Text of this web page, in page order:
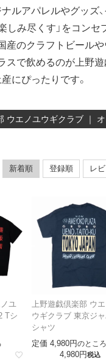
ナルアパレルやグッズ
しみ尽くす」をコン
産のクラフトビールや
スで飲めるのが上野
にぴったりです。
ウエノユウギクラブ ｜
新着順 登録順 レ
ユ
Tシ
上野遊戯倶楽部 ウエ
ウギクラブ 東京ジ
シャツ
定価 4,980 のところ
4,980 税込